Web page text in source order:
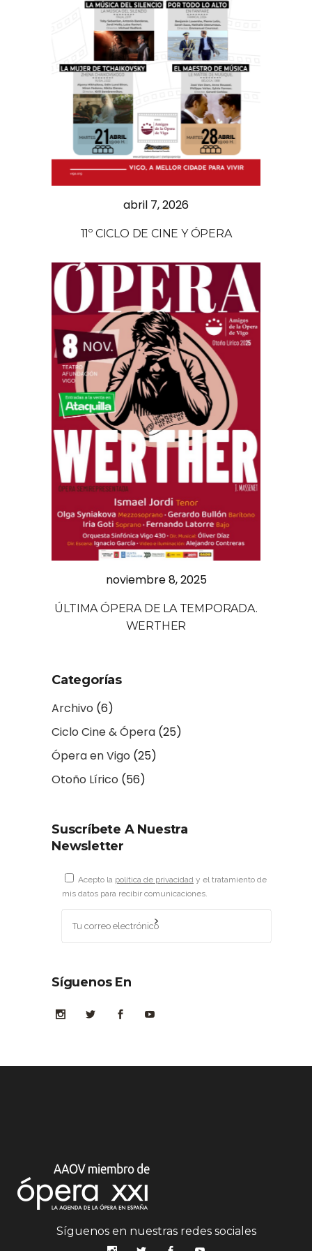
abril 7, 2026
11º CICLO DE CINE Y ÓPERA
noviembre 8, 2025
ÚLTIMA ÓPERA DE LA TEMPORADA.
WERTHER
Categorías
Archivo (6)
Ciclo Cine & Ópera (25)
Ópera en Vigo (25)
Otoño Lírico (56)
Suscríbete A Nuestra
Newsletter
Acepto la política de privacidad y el tratamiento de
mis datos para recibir comunicaciones.
Síguenos En
Síguenos en nuestras redes sociales